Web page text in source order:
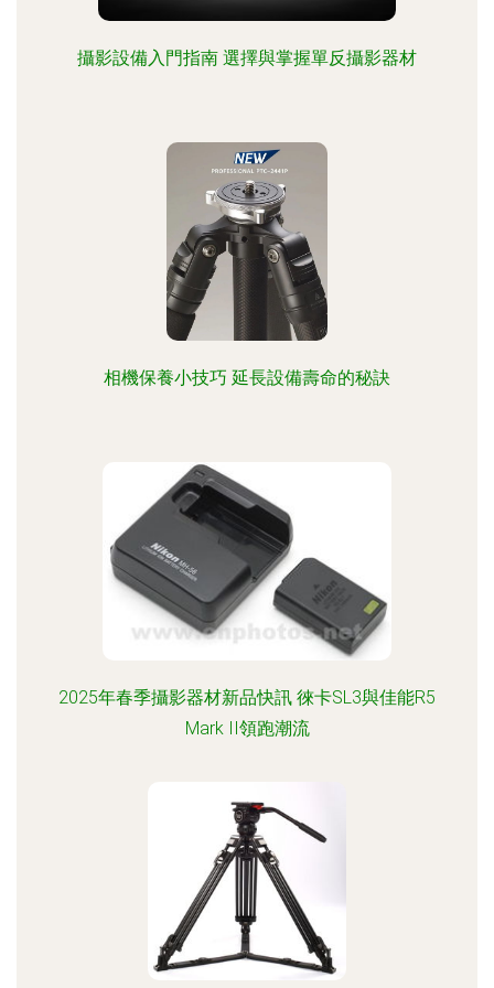
攝影設備入門指南 選擇與掌握單反攝影器材
相機保養小技巧 延長設備壽命的秘訣
2025年春季攝影器材新品快訊 徠卡SL3與佳能R5
Mark II領跑潮流